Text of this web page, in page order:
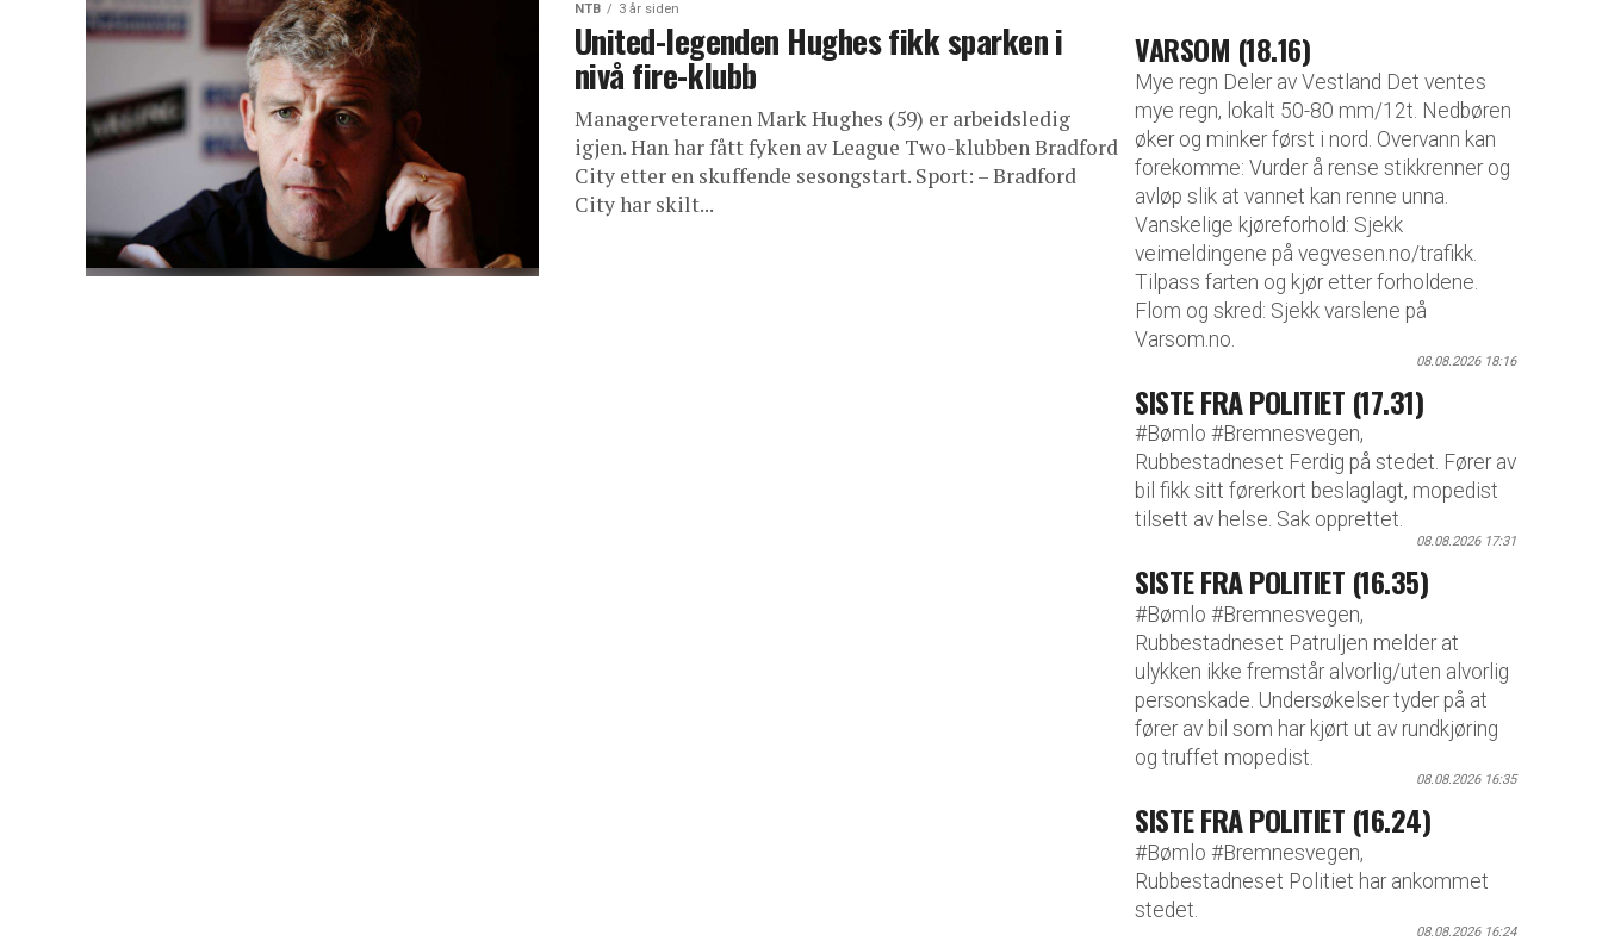
NTB 3 år siden
United-legenden Hughes fikk sparken i
nivå fire-klubb
Managerveteranen Mark Hughes (59) er arbeidsledig
igjen. Han har fått fyken av League Two-klubben Bradford
City etter en skuffende sesongstart. Sport: – Bradford
City har skilt...
VARSOM (18.16)
Mye regn Deler av Vestland Det ventes
mye regn, lokalt 50-80 mm/12t. Nedbøren
øker og minker først i nord. Overvann kan
forekomme: Vurder å rense stikkrenner og
avløp slik at vannet kan renne unna.
Vanskelige kjøreforhold: Sjekk
veimeldingene på vegvesen.no/trafikk.
Tilpass farten og kjør etter forholdene.
Flom og skred: Sjekk varslene på
Varsom.no.
08.08.2026 18:16
SISTE FRA POLITIET (17.31)
#Bømlo #Bremnesvegen,
Rubbestadneset Ferdig på stedet. Fører av
bil fikk sitt førerkort beslaglagt, mopedist
tilsett av helse. Sak opprettet.
08.08.2026 17:31
SISTE FRA POLITIET (16.35)
#Bømlo #Bremnesvegen,
Rubbestadneset Patruljen melder at
ulykken ikke fremstår alvorlig/uten alvorlig
personskade. Undersøkelser tyder på at
fører av bil som har kjørt ut av rundkjøring
og truffet mopedist.
08.08.2026 16:35
SISTE FRA POLITIET (16.24)
#Bømlo #Bremnesvegen,
Rubbestadneset Politiet har ankommet
stedet.
08.08.2026 16:24